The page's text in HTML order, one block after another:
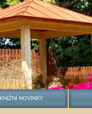
KNIŽNÍ NOVINKY